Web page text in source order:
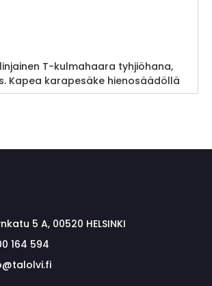
T-kulmahaara tyhjiöhana,
Kapea karapesäke hienosäädöllä
5 A, 00520 HELSINKI
164 594